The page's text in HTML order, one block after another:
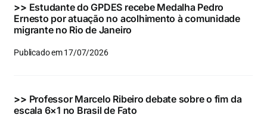
>> Estudante do GPDES recebe Medalha Pedro
Ernesto por atuação no acolhimento à comunidade
migrante no Rio de Janeiro
Publicado em 17/07/2026
>> Professor Marcelo Ribeiro debate sobre o fim da
escala 6×1 no Brasil de Fato